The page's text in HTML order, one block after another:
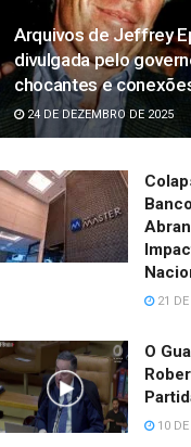
Arquivos de Jeffrey
divulgada pelo
chocantes e
24 DE DEZEMBRO DE 2025
21 DE
O
10 DE